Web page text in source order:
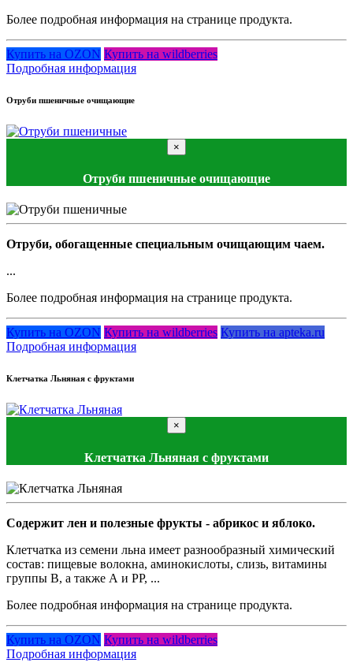
Более подробная информация на странице продукта.
Купить на OZON Купить на wildberries
Подробная информация
Отруби пшеничные очищающие
×
Отруби пшеничные очищающие
Отруби, обогащенные специальным очищающим чаем.
...
Более подробная информация на странице продукта.
Купить на OZON Купить на wildberries Купить на apteka.ru
Подробная информация
Клетчатка Льняная с фруктами
×
Клетчатка Льняная с фруктами
Содержит лен и полезные фрукты - абрикос и яблоко.
Клетчатка из семени льна имеет разнообразный химический
состав: пищевые волокна, аминокислоты, слизь, витамины
группы В, а также А и РР, ...
Более подробная информация на странице продукта.
Купить на OZON Купить на wildberries
Подробная информация